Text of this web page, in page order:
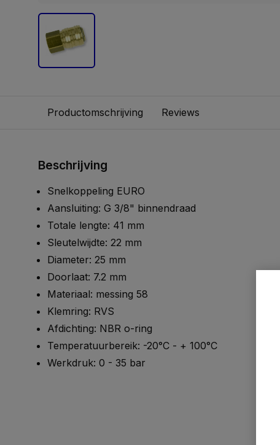
Productomschrijving Reviews
Beschrijving
Snelkoppeling EURO
Aansluiting: G 3/8" binnendraad
Totale lengte: 41 mm
Sleutelwijdte: 22 mm
Diameter: 25 mm
Doorlaat: 7.2 mm
Materiaal: messing 58
Klemring: RVS
Afdichting: NBR o-ring
Temperatuurbereik: -20°C - + 100°C
Werkdruk: 0 - 35 bar